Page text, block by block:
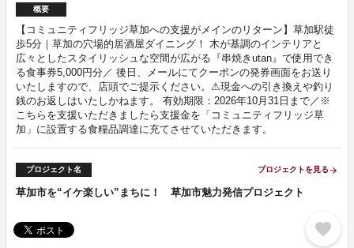
概要
【コミュニティフリッジ草加への支援がメインのリターン】草加駅徒
歩5分｜草加の穴場的居酒屋ダイニング！ 木が基調のインテリアと
広々としたスタイリッシュな空間が広がる『串焼きutan』で使用でき
る食事券5,000円分／ 後日、メールにてクーポンの発券画面をお送り
いたしますので、店頭でご提示ください。⚠現金への引き換えや釣り
銭のお返しはいたしかねます。 有効期限：2026年10月31日まで／※
こちらを支援いただきましたら支援金を「コミュニティフリッジ草
加」に設置する食糧品調達に充てさせていただきます。
プロジェクト名 プロジェクトを見る arrow_forward
草加市を“イケ楽しい”まちに！ 草加市魅力発信プロジェクト
favorite